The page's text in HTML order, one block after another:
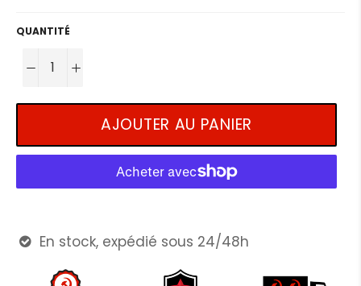
QUANTITÉ
− +
AJOUTER AU PANIER
 En stock, expédié sous 24/48h